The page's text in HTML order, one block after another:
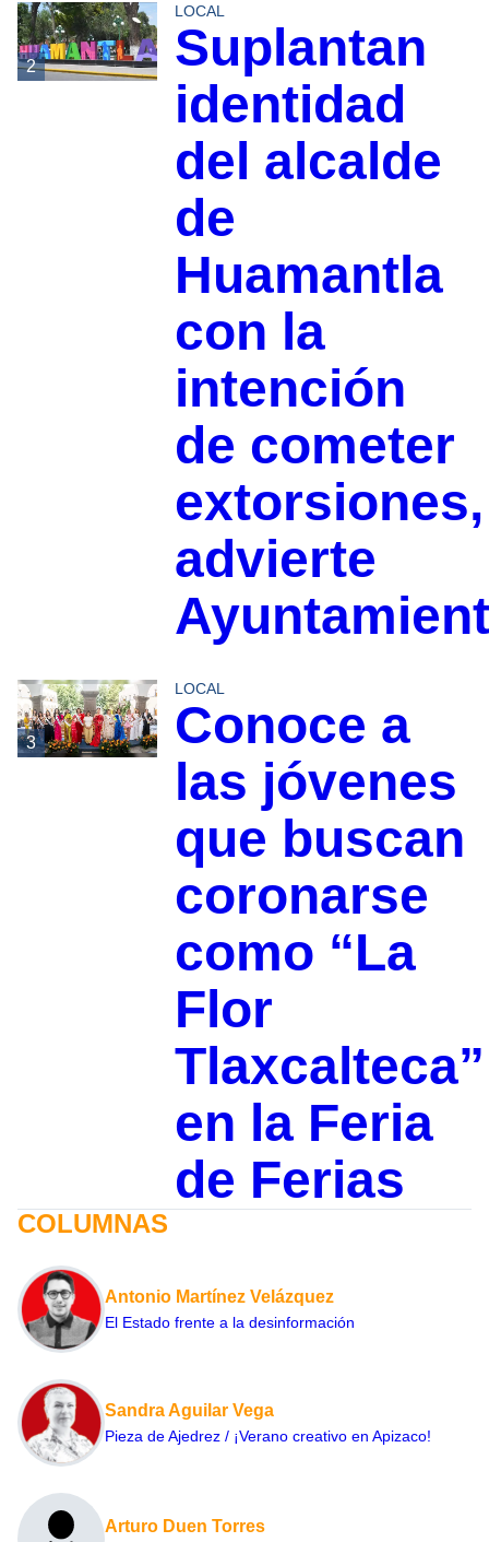
2
LOCAL
Suplantan
identidad
del alcalde
de
Huamantla
con la
intención
de cometer
extorsiones,
advierte
3
LOCAL
Conoce a
las jóvenes
que buscan
coronarse
como “La
Flor
Tlaxcalteca”
en la Feria
de Ferias
COLUMNAS
Antonio Martínez Velázquez
El Estado frente a la desinformación
Sandra Aguilar Vega
Pieza de Ajedrez / ¡Verano creativo en Apizaco!
Arturo Duen Torres